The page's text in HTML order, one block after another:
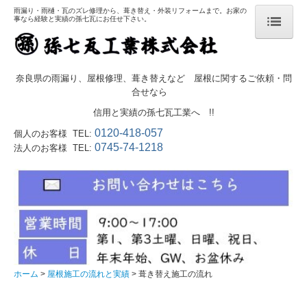
営業品目
葺き替えのメリット
ドローン屋根調査
瓦ガーデニング
太陽光発電
雨漏り・雨樋・瓦のズレ修理から、葺き替え・外装リフォームまで。お家の
事なら経験と実績の孫七瓦にお任せ下さい。
奈良県の雨漏り、屋根修理、葺き替えなど 屋根に関するご依頼・問
合せなら
信用と実績の孫七瓦工業へ !!
個人のお客様 TEL: 0120-418-057
法人のお客様 TEL: 0745-74-1218
ホーム 屋根施工の流れと実績 葺き替え施工の流れ